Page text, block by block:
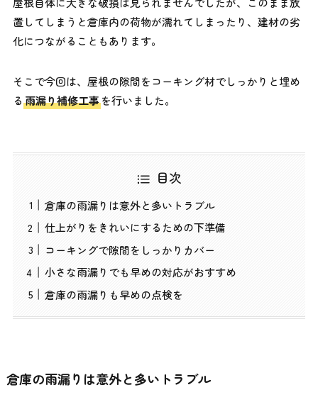
置してしまうと倉庫内の荷物が濡れてしまったり、建材の劣
化につながることもあります。
そこで今回は、屋根の隙間をコーキング材でしっかりと埋め
る 雨漏り補修工事を行いました。
目次
倉庫の雨漏りは意外と多いトラブル
仕上がりをきれいにするための下準備
コーキングで隙間をしっかりカバー
小さな雨漏りでも早めの対応がおすすめ
倉庫の雨漏りも早めの点検を
倉庫の雨漏りは意外と多いトラブル